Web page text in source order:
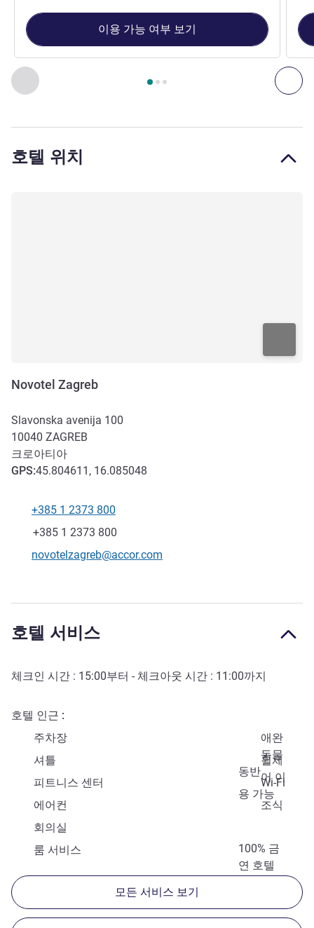
이전 - 객실 다
3/ 페이지 , 객실 1 : Standard Twin Room , 객실 2 :
이용 가능 여부 보기
호텔 위치
Novotel Zagreb
Slavonska avenija 100
10040 ZAGREB
크로아티아
GPS:45.804611, 16.085048
전화
+385 1 2373 800
팩스
+385 1 2373 800
E-mail
novotelzagreb@accor.com
호텔 서비스
체크인 시간 : 15:00부터 - 체크아웃 시간 : 11:00까지
호텔 인근
주차장
애완
동물
동반
셔틀
휠체
어 이
용 가능
피트니스 센터
Wi-Fi
에어컨
조식
회의실
100% 금
연 호텔
룸 서비스
모든 서비스 보기